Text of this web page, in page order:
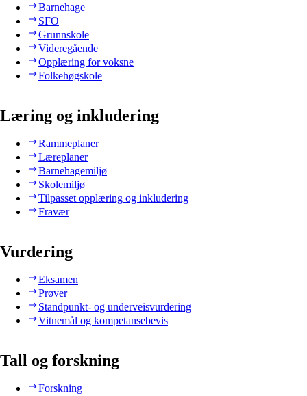
Barnehage
SFO
Grunnskole
Videregående
Opplæring for voksne
Folkehøgskole
Læring og inkludering
Rammeplaner
Læreplaner
Barnehagemiljø
Skolemiljø
Tilpasset opplæring og inkludering
Fravær
Vurdering
Eksamen
Prøver
Standpunkt- og underveisvurdering
Vitnemål og kompetansebevis
Tall og forskning
Forskning